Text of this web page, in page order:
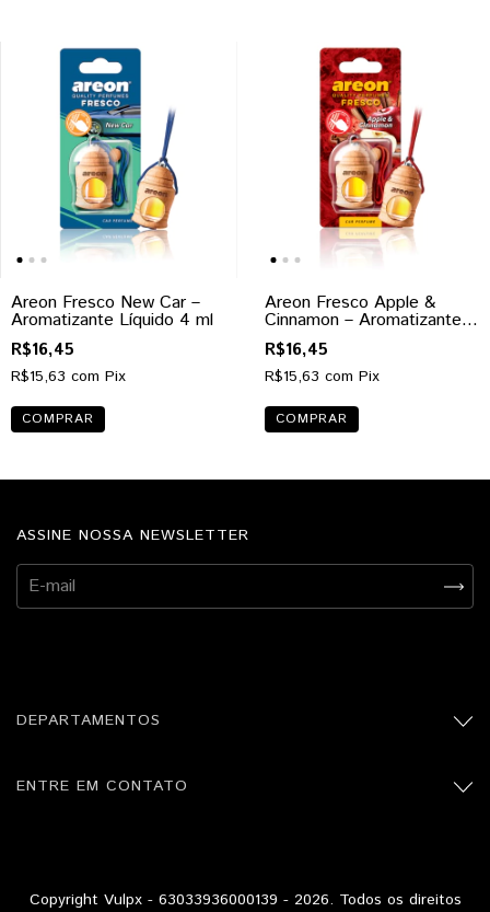
Areon Fresco New Car –
Aromatizante Líquido 4 ml
R$16,45
R$15,63 com Pix
Areon Fresco Apple &
Cinnamon – Aromatizante
Líquido 4 ml
R$16,45
R$15,63 com Pix
ASSINE NOSSA NEWSLETTER
DEPARTAMENTOS
ENTRE EM CONTATO
Copyright Vulpx - 63033936000139 - 2026. Todos os direitos